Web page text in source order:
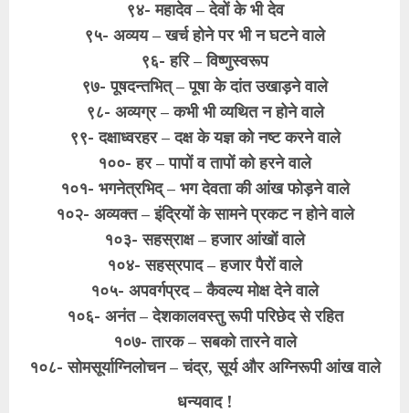
९४- महादेव – देवों के भी देव
९५- अव्यय – खर्च होने पर भी न घटने वाले
९६- हरि – विष्णुस्वरूप
९७- पूषदन्तभित् – पूषा के दांत उखाड़ने वाले
९८- अव्यग्र – कभी भी व्यथित न होने वाले
९९- दक्षाध्वरहर – दक्ष के यज्ञ को नष्ट करने वाले
१००- हर – पापों व तापों को हरने वाले
१०१- भगनेत्रभिद् – भग देवता की आंख फोड़ने वाले
१०२- अव्यक्त – इंद्रियों के सामने प्रकट न होने वाले
१०३- सहस्राक्ष – हजार आंखों वाले
१०४- सहस्रपाद – हजार पैरों वाले
१०५- अपवर्गप्रद – कैवल्य मोक्ष देने वाले
१०६- अनंत – देशकालवस्तु रूपी परिछेद से रहित
१०७- तारक – सबको तारने वाले
१०८- सोमसूर्याग्निलोचन – चंद्र, सूर्य और अग्निरूपी आंख वाले
धन्यवाद !